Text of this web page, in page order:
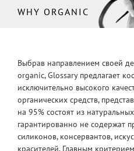
WHY ORGANIC
Выбрав направлением своей
organic, Glossary предлагает
исключительно высокого
органических средств,
на 95% состоят из
гарантированно не содержат
силиконов, консервантов,
красителей. Главным